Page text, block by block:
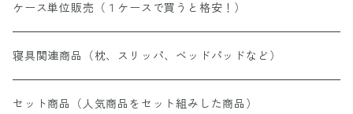
ケース単位販売（１ケースで買うと格安！）
寝具関連商品（枕、スリッパ、ベッドパッドなど）
セット商品（人気商品をセット組みした商品）